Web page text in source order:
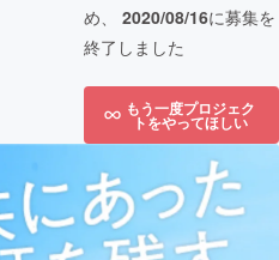
め、 2020/08/16に募集を
終了しました
もう一度プロジェク
トをやってほしい